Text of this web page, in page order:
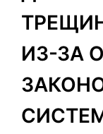
ИЗ-ЗА